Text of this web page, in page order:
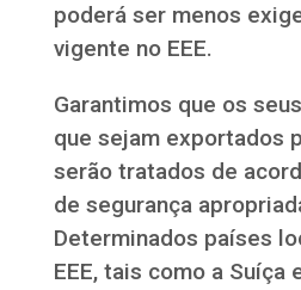
poderá ser menos
vigente no EEE.
Garantimos que os
que sejam exportados
serão tratados de
de segurança
Determinados países
EEE, tais como a Suíça